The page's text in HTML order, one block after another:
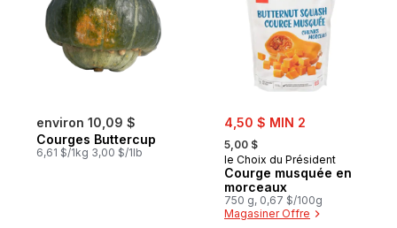
environ 10,09 $
Courges Buttercup
6,61 $/1kg 3,00 $/1lb
sale:
4,50 $ MIN 2
, formerly:
5,00 $
le Choix du Président
Courge musquée en
morceaux
750 g, 0,67 $/100g
Magasiner Offre